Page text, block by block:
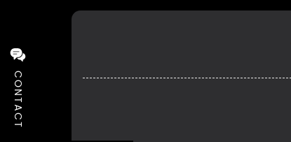
CONTACT